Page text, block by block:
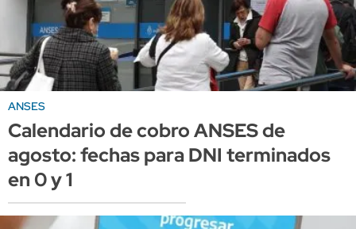
ANSES
Calendario de cobro ANSES de
agosto: fechas para DNI terminados
en 0 y 1